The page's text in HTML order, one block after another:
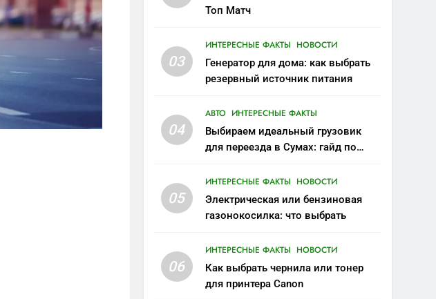
Топ Матч
03
ИНТЕРЕСНЫЕ ФАКТЫ НОВОСТИ
Генератор для дома: как выбрать
резервный источник питания
04
АВТО ИНТЕРЕСНЫЕ ФАКТЫ
Выбираем идеальный грузовик
для переезда в Сумах: гайд по
05
ИНТЕРЕСНЫЕ ФАКТЫ НОВОСТИ
Электрическая или бензиновая
газонокосилка: что выбрать
06
ИНТЕРЕСНЫЕ ФАКТЫ НОВОСТИ
Как выбрать чернила или тонер
для принтера Canon